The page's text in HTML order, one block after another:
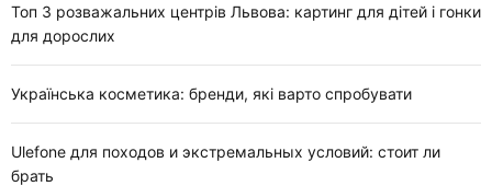
Топ 3 розважальних центрів Львова: картинг для дітей і гонки
для дорослих
Українська косметика: бренди, які варто спробувати
Ulefone для походов и экстремальных условий: стоит ли
брать